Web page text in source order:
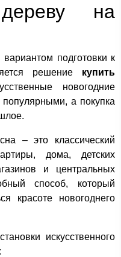
на
подготовки к
решение купить
новогодние
а покупка
– это классический
дома, детских
и центральных
способ, который
красоте новогоднего
искусственного